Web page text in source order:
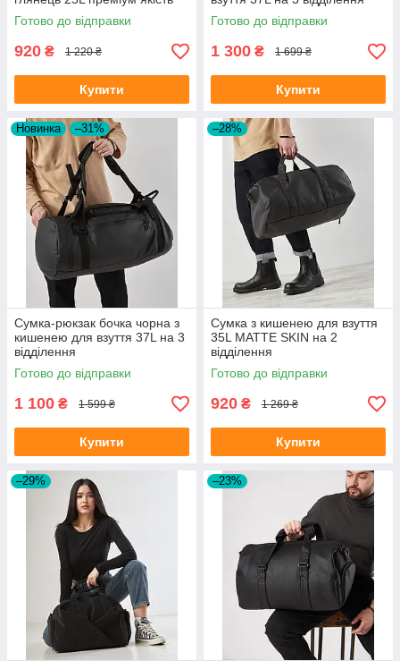
Готово до відправки
920 ₴ 1 220 ₴
Купити
Готово до відправки
1 300 ₴ 1 699 ₴
Купити
Новинка –31%
Сумка-рюкзак бочка чорна з
кишенею для взуття 37L на 3
відділення
Готово до відправки
1 100 ₴ 1 599 ₴
Купити
–28%
Сумка з кишенею для взуття
35L MATTE SKIN на 2
відділення
Готово до відправки
920 ₴ 1 269 ₴
Купити
–29% –23%